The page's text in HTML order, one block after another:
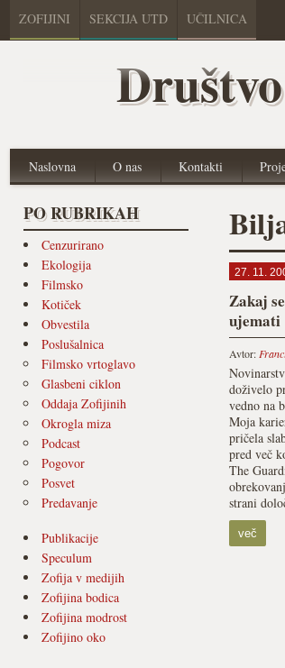
ZOFIJINI SEKCIJA UTD UČILNICA
Naslovna O nas Kontakti
PO RUBRIKAH
Cenzurirano
Ekologija
Filmsko
Kotiček
Obvestila
Poslušalnica
Filmsko vrtoglavo
Glasbeni ciklon
Oddaja Zofijinih
Okrogla miza
Podcast
Pogovor
Posvet
Predavanje
Publikacije
Speculum
Zofija v medijih
Zofijina bodica
Zofijina modrost
Zofijino oko
27. 11.
Zakaj
ujemati
Avtor:
doživelo
vedno na
Moja
pričela
pred več
The
strani
več